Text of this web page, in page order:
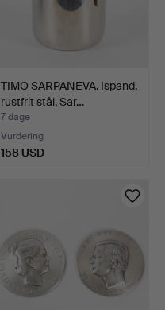
TIMO SARPANEVA. Ispand,
rustfrit stål, Sar…
7 dage
Vurdering
158 USD